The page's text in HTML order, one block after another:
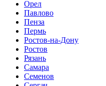
Орел
Павлово
Пенза
Пермь
Ростов-на-Дону
Ростов
Рязань
Самара
Семенов